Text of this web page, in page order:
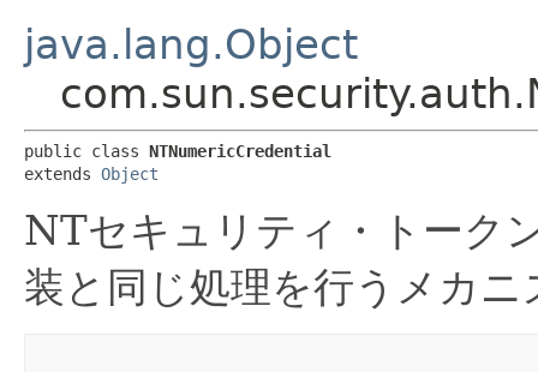
java.lang.Object
public class NTNumericCredential
extends Object
NTセキュリティ・トーク
装と同じ処理を行うメカ